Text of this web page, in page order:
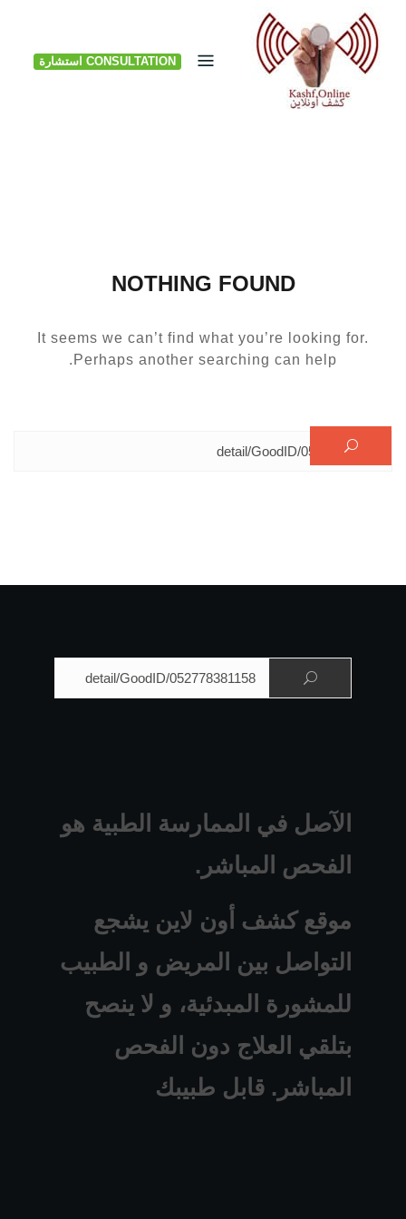
Skip
content
CONSULTATION استشارة
NOTHING FOUND
It seems we can’t find what you’re looking for.
Perhaps another searching can help.
البحث عن:
الآصل في الممارسة الطبية هو
الفحص المباشر.
موقع كشف أون لاين يشجع
التواصل بين المريض و الطبيب
للمشورة المبدئية، و لا ينصح
بتلقي العلاج دون الفحص
المباشر. قابل طبيبك